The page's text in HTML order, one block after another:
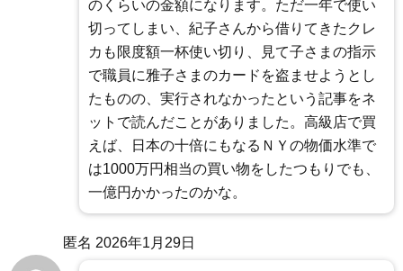
のくらいの金額になります。ただ一年で使い
切ってしまい、紀子さんから借りてきたクレ
カも限度額一杯使い切り、見て子さまの指示
で職員に雅子さまのカードを盗ませようとし
たものの、実行されなかったという記事をネ
ットで読んだことがありました。高級店で買
えば、日本の十倍にもなるＮＹの物価水準で
は1000万円相当の買い物をしたつもりでも、
一億円かかったのかな。
匿名 2026年1月29日